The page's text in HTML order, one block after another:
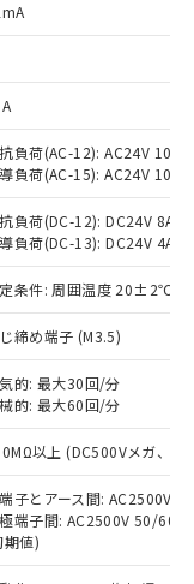
負荷(AC-12): AC24V 10A/
負荷(AC-15): AC24V
負荷(DC-12): DC24V 8A/
負荷(DC-13): DC24V 4A/
条件: 周囲温度 20±2℃、
締め端子 (M3.5)
的: 最大30回/分
的: 最大60回/分
以上 (DC500Vメガ、点
子とアース間: AC2500V
端子間: AC2500V 50/
期値)
意のうえ
器事業取扱
標準価格
もので
の中には、
商品もある
会結果は、
社内デー
であり、閲
庫および標
ことをご
物質）の
な商品で
）の非含
定のある
10物質）の
を出す予
10物質）の
確認中の
物で、有
。
品として
合などや
。
以下、 カド
化ビフェニル
ルエーテル類
チルヘキシ
国RoHSの
。
国RoHSの
す。
門へお問
：
Cd(カドミウ
臭化ビフェ
うち、外国
める商品
）を輸出
務取引許
手続きを